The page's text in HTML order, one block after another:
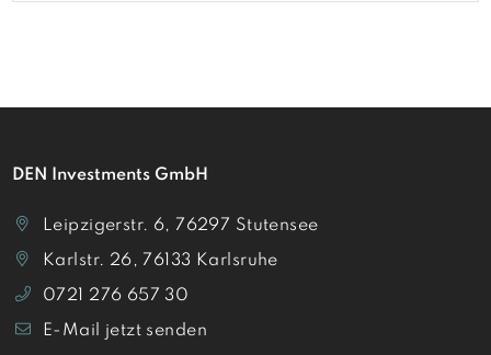
DEN Investments GmbH
Leipzigerstr. 6, 76297 Stutensee
Karlstr. 26, 76133 Karlsruhe
0721 276 657 30
E-Mail jetzt senden